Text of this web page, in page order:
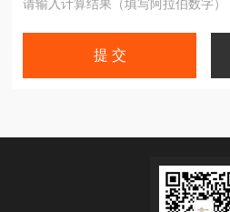
请输入计算结果（填写阿拉伯数字